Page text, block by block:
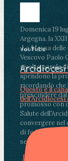
Domenica 19
Argegna, la
.La Messa
Vescovo Paolo
rivolto parole
spendono la
ricordando che
prescindere
promosso con
Salute
convergere nel
di fedeli,
segnate dalla
Photo
YouTube
Arcidiocesi
Questo è il
dell'Arcidiocesi